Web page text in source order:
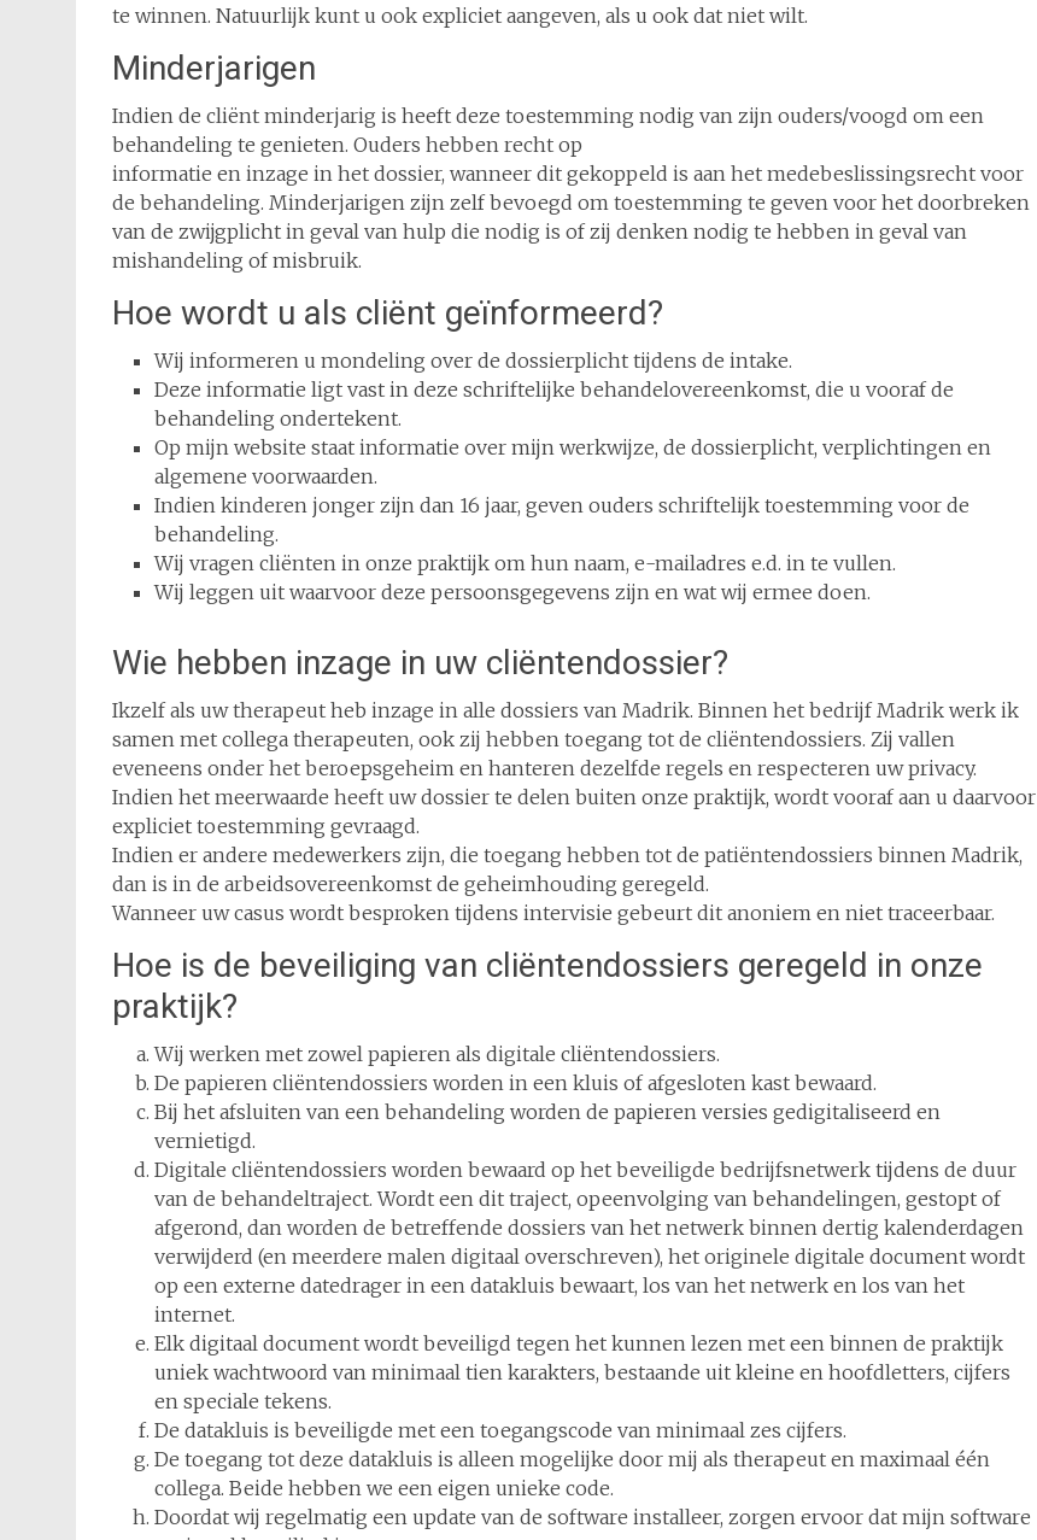
te winnen. Natuurlijk kunt u ook expliciet aangeven, als u ook dat niet wilt.
Minderjarigen
Indien de cliënt minderjarig is heeft deze toestemming nodig van zijn ouders/voogd om een
behandeling te genieten. Ouders hebben recht op
informatie en inzage in het dossier, wanneer dit gekoppeld is aan het medebeslissingsrecht voor
de behandeling. Minderjarigen zijn zelf bevoegd om toestemming te geven voor het doorbreken
van de zwijgplicht in geval van hulp die nodig is of zij denken nodig te hebben in geval van
mishandeling of misbruik.
Hoe wordt u als cliënt geïnformeerd?
Wij informeren u mondeling over de dossierplicht tijdens de intake.
Deze informatie ligt vast in deze schriftelijke behandelovereenkomst, die u vooraf de
behandeling ondertekent.
Op mijn website staat informatie over mijn werkwijze, de dossierplicht, verplichtingen en
algemene voorwaarden.
Indien kinderen jonger zijn dan 16 jaar, geven ouders schriftelijk toestemming voor de
behandeling.
Wij vragen cliënten in onze praktijk om hun naam, e-mailadres e.d. in te vullen.
Wij leggen uit waarvoor deze persoonsgegevens zijn en wat wij ermee doen.
Wie hebben inzage in uw cliëntendossier?
Ikzelf als uw therapeut heb inzage in alle dossiers van Madrik. Binnen het bedrijf Madrik werk ik
samen met collega therapeuten, ook zij hebben toegang tot de cliëntendossiers. Zij vallen
eveneens onder het beroepsgeheim en hanteren dezelfde regels en respecteren uw privacy.
Indien het meerwaarde heeft uw dossier te delen buiten onze praktijk, wordt vooraf aan u daarvoor
expliciet toestemming gevraagd.
Indien er andere medewerkers zijn, die toegang hebben tot de patiëntendossiers binnen Madrik,
dan is in de arbeidsovereenkomst de geheimhouding geregeld.
Wanneer uw casus wordt besproken tijdens intervisie gebeurt dit anoniem en niet traceerbaar.
Hoe is de beveiliging van cliëntendossiers geregeld in onze
praktijk?
Wij werken met zowel papieren als digitale cliëntendossiers.
De papieren cliëntendossiers worden in een kluis of afgesloten kast bewaard.
Bij het afsluiten van een behandeling worden de papieren versies gedigitaliseerd en
vernietigd.
Digitale cliëntendossiers worden bewaard op het beveiligde bedrijfsnetwerk tijdens de duur
van de behandeltraject. Wordt een dit traject, opeenvolging van behandelingen, gestopt of
afgerond, dan worden de betreffende dossiers van het netwerk binnen dertig kalenderdagen
verwijderd (en meerdere malen digitaal overschreven), het originele digitale document wordt
op een externe datedrager in een datakluis bewaart, los van het netwerk en los van het
internet.
Elk digitaal document wordt beveiligd tegen het kunnen lezen met een binnen de praktijk
uniek wachtwoord van minimaal tien karakters, bestaande uit kleine en hoofdletters, cijfers
en speciale tekens.
De datakluis is beveiligde met een toegangscode van minimaal zes cijfers.
De toegang tot deze datakluis is alleen mogelijke door mij als therapeut en maximaal één
collega. Beide hebben we een eigen unieke code.
Doordat wij regelmatig een update van de software installeer, zorgen ervoor dat mijn software